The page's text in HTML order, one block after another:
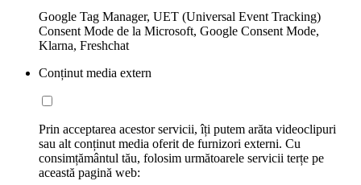
Google Tag Manager, UET (Universal Event Tracking)
Consent Mode de la Microsoft, Google Consent Mode,
Klarna, Freshchat
Conținut media extern
Prin acceptarea acestor servicii, îți putem arăta videoclipuri
sau alt conținut media oferit de furnizori externi. Cu
consimțământul tău, folosim următoarele servicii terțe pe
această pagină web: